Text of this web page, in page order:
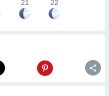
21 22